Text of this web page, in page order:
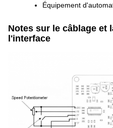
Équipement
Notes sur le câblage et
l'interface